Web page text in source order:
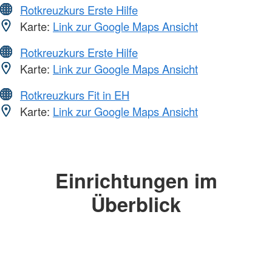
Rotkreuzkurs Erste Hilfe
Karte: Link zur Google Maps Ansicht
Rotkreuzkurs Erste Hilfe
Karte: Link zur Google Maps Ansicht
Rotkreuzkurs Fit in EH
Karte: Link zur Google Maps Ansicht
Einrichtungen im
Überblick